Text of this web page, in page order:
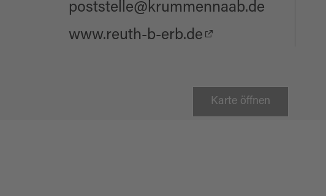
poststelle@krummennaab.de
www.reuth-b-erb.de
Karte öffnen